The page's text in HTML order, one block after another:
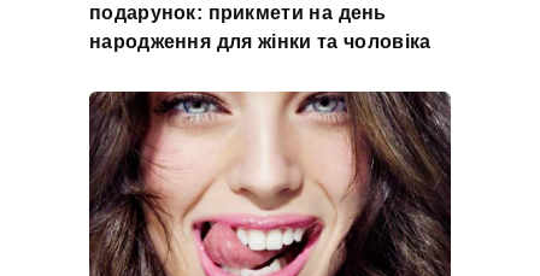
подарунок: прикмети на день
народження для жінки та чоловіка